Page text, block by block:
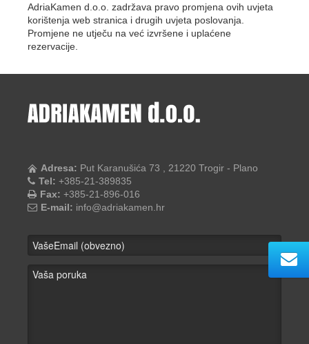
AdriaKamen d.o.o. zadržava pravo promjena ovih uvjeta
korištenja web stranica i drugih uvjeta poslovanja.
Promjene ne utječu na već izvršene i uplaćene
rezervacije.
Adresa: Put Karanušića 73 , 21220 Trogir - Plano
Tel: +385-21-389835
Fax: +385-21-896-016
E-mail: info@adriakamen.hr